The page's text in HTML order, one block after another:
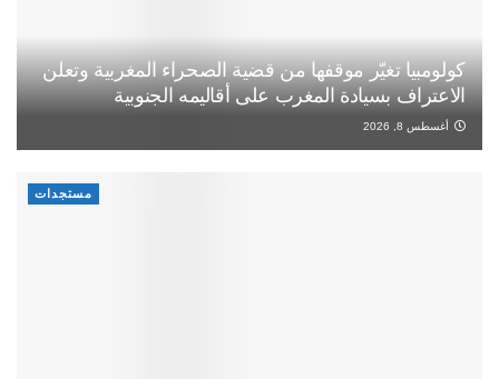
كولومبيا تغيّر موقفها من قضية الصحراء المغربية وتعلن
الاعتراف بسيادة المغرب على أقاليمه الجنوبية
أغسطس 8, 2026
مستجدات